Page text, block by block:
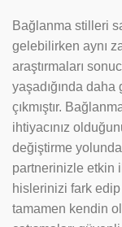
Bağlanma stilleri
gelebilirken aynı
araştırmaları
yaşadığında
çıkmıştır.
ihtiyacınız
değiştirme
partnerinizle etkin
hislerinizi fark
tamamen kendin